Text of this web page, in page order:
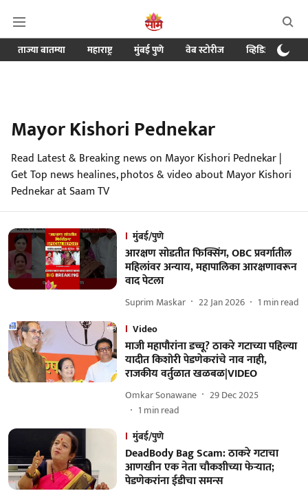
ताज्या बातम्या महाराष्ट्र मुंबई पुणे वेब स्टोरीज व्हिडिओ
Mayor Kishori Pednekar
Read Latest & Breaking news on Mayor Kishori Pednekar |
Get Top news healines, photos & video about Mayor Kishori
Pednekar at Saam TV
मुंबई/पुणे
आरक्षण सोडतीत फिक्सिंग, OBC प्रवर्गातील
महिलांवर अन्याय, महापालिका आरक्षणावरून
वाद पेटला
Suprim Maskar 22 Jan 2026 1 min read
Video
माजी महापौरांना डच्चू? ठाकरे गटाच्या पहिल्या
यादीत किशोरी पेडणेकरांचे नाव नाही,
राजकीय वर्तुळात खळबळ|VIDEO
Omkar Sonawane
29 Dec 2025
1 min read
मुंबई/पुणे
DeadBody Bag Scam: ठाकरे गटाचा
आणखीन एक नेता चौकशीच्या फेऱ्यात;
पेडणेकरांना ईडीचा समन्स